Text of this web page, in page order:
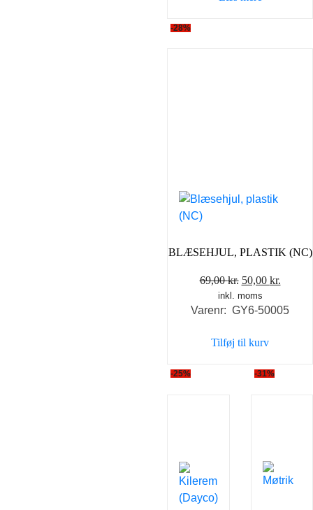
-28%
BLÆSEHJUL, PLASTIK (NC)
69,00kr. Den
oprindelige
pris
69,00 kr..
50,00 kr.
pris
inkl. moms
Varenr: GY6-50005
Tilføj til kurv
-25% -31%